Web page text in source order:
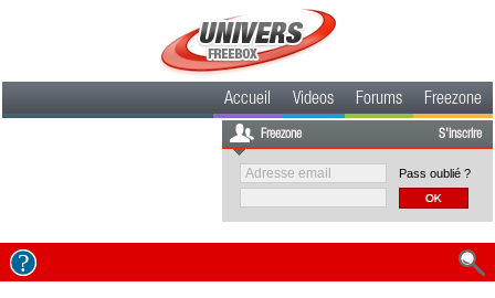
Accueil Videos Forums Freezone
Freezone S'inscrire
Pass oublié ?